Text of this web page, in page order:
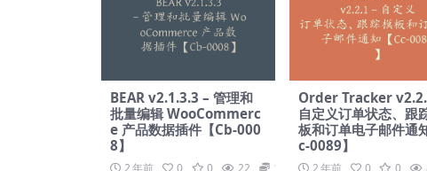
BEAR v2.1.3.3 – 管理和
批量编辑 WooCommerc
e 产品数据插件【Cb-000
8】
2 年前 0 0 22 19.9
Order Tracker
自定义订单状态、跟
板和订单电子邮件通
c-0089】
2 年前 0 0